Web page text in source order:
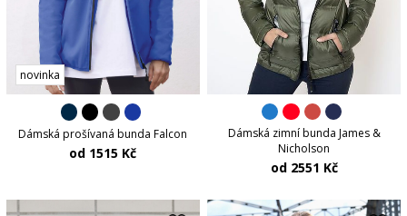
novinka
Dámská prošívaná bunda Falcon
od 1515 Kč
Dámská zimní bunda James &
Nicholson
od 2551 Kč